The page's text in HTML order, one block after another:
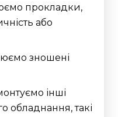
прокладки,
або
зношені
інші
обладнання, такі